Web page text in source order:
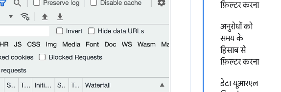
फ़िल्टर करना
अनुरोधों को
समय के
हिसाब से
फ़िल्टर करना
डेटा यूआरएल